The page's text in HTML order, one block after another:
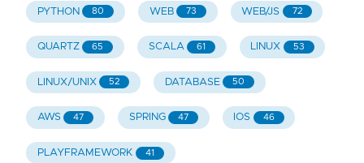
PYTHON 80 WEB 73 WEB/JS 72
QUARTZ 65 SCALA 61 LINUX 53
LINUX/UNIX 52 DATABASE 50
AWS 47 SPRING 47 IOS 46
PLAYFRAMEWORK 41